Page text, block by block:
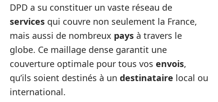
DPD a su constituer un vaste réseau de
services qui couvre non seulement la France,
mais aussi de nombreux pays à travers le
globe. Ce maillage dense garantit une
couverture optimale pour tous vos envois,
qu’ils soient destinés à un destinataire local ou
international.